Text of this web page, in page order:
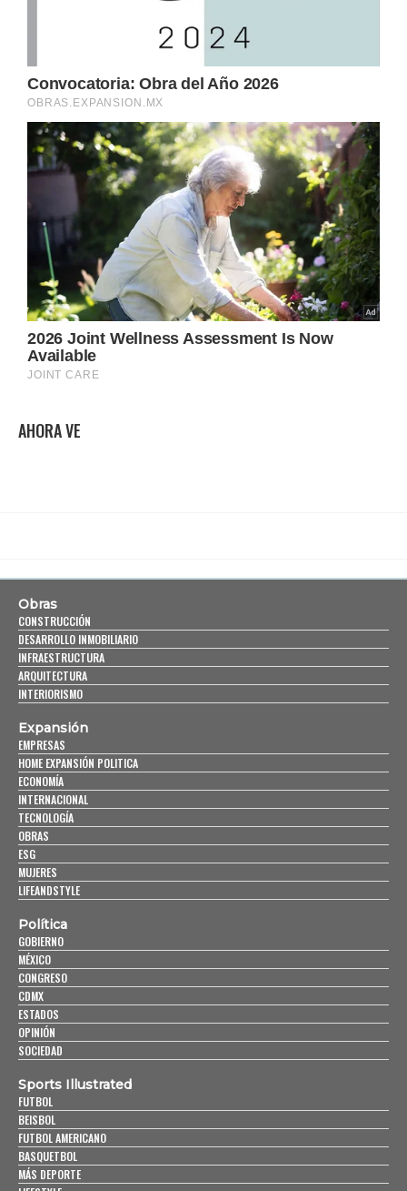
AHORA VE
Obras
CONSTRUCCIÓN
DESARROLLO INMOBILIARIO
INFRAESTRUCTURA
ARQUITECTURA
INTERIORISMO
Expansión
EMPRESAS
HOME EXPANSIÓN POLITICA
ECONOMÍA
INTERNACIONAL
TECNOLOGÍA
OBRAS
ESG
MUJERES
LIFEANDSTYLE
Política
GOBIERNO
MÉXICO
CONGRESO
CDMX
ESTADOS
OPINIÓN
SOCIEDAD
Sports Illustrated
FUTBOL
BEISBOL
FUTBOL AMERICANO
BASQUETBOL
MÁS DEPORTE